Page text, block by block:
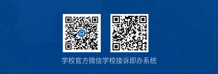
学校官方微信学校接诉即办系统